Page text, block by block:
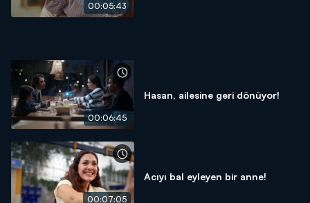
00:05:43
00:06:45
Hasan, ailesine geri dönüyor!
00:07:05
Acıyı bal eyleyen bir anne!